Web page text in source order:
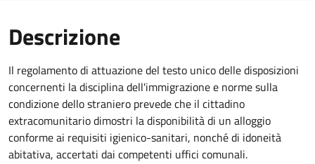
Descrizione
Il regolamento di attuazione del testo unico delle disposizioni
concernenti la disciplina dell'immigrazione e norme sulla
condizione dello straniero prevede che il cittadino
extracomunitario dimostri la disponibilità di un alloggio
conforme ai requisiti igienico-sanitari, nonché di idoneità
abitativa, accertati dai competenti uffici comunali.